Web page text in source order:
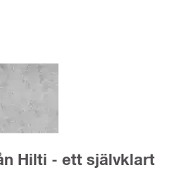
Hilti - ett självklart